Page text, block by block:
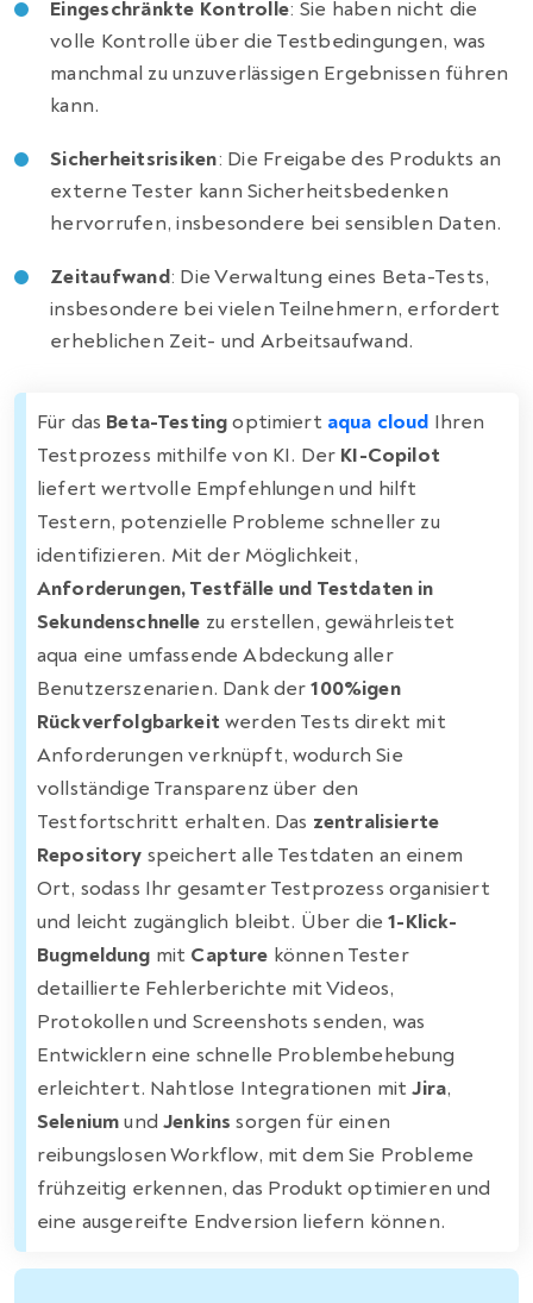
Eingeschränkte Kontrolle: Sie haben nicht die
volle Kontrolle über die Testbedingungen, was
manchmal zu unzuverlässigen Ergebnissen führen
kann.
Sicherheitsrisiken: Die Freigabe des Produkts an
externe Tester kann Sicherheitsbedenken
hervorrufen, insbesondere bei sensiblen Daten.
Zeitaufwand: Die Verwaltung eines Beta-Tests,
insbesondere bei vielen Teilnehmern, erfordert
erheblichen Zeit- und Arbeitsaufwand.
Für das Beta-Testingoptimiert aqua cloud Ihren
Testprozess mithilfe von KI. Der KI-Copilot
liefert wertvolle Empfehlungen und hilft
Testern, potenzielle Probleme schneller zu
identifizieren. Mit der Möglichkeit,
Anforderungen, Testfälle und Testdaten in
Sekundenschnelle zu erstellen, gewährleistet
aqua eine umfassende Abdeckung aller
Benutzerszenarien. Dank der100%igen
Rückverfolgbarkeitwerden Tests direkt mit
Anforderungen verknüpft, wodurch Sie
vollständige Transparenz über den
Testfortschritt erhalten. Das zentralisierte
Repository speichert alle Testdaten an einem
Ort, sodass Ihr gesamter Testprozess organisiert
und leicht zugänglich bleibt. Über die1-Klick-
Bugmeldung mit Capture können Tester
detaillierte Fehlerberichte mit Videos,
Protokollen und Screenshots senden, was
Entwicklern eine schnelle Problembehebung
erleichtert. Nahtlose Integrationen mitJira,
SeleniumundJenkins sorgen für einen
reibungslosen Workflow, mit dem Sie Probleme
frühzeitig erkennen, das Produkt optimieren und
eine ausgereifte Endversion liefern können.